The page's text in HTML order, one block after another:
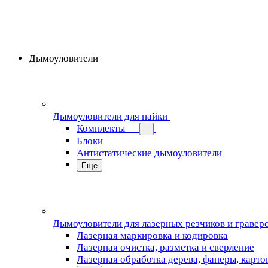
Дымоуловители
Дымоуловители для пайки
Комплекты
Блоки
Антистатические дымоуловители
Еще
Дымоуловители для лазерных резчиков и
Лазерная маркировка и кодировка
Лазерная очистка, разметка и сверление
Лазерная обработка дерева, фанеры,